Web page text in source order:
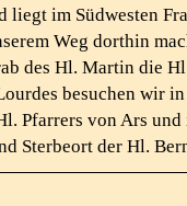
liegt im Südwesten
Weg dorthin
des Hl. Martin die
besuchen wir
Pfarrers von Ars und
Sterbeort der Hl.